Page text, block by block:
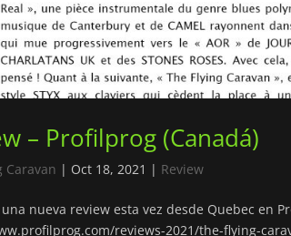
– Profilprog (Canadá)
Caravan | Oct 18, 2021 | Review
nueva review esta vez desde Quebec en
reviews-2021/the-flying-